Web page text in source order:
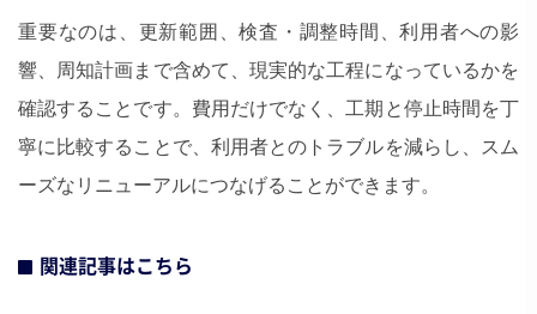
重要なのは、更新範囲、検査・調整時間、利用者への影
響、周知計画まで含めて、現実的な工程になっているかを
確認することです。費用だけでなく、工期と停止時間を丁
寧に比較することで、利用者とのトラブルを減らし、スム
ーズなリニューアルにつなげることができます。
関連記事はこちら